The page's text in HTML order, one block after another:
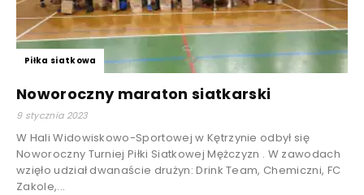
Piłka siatkowa
Noworoczny maraton siatkarski
9 stycznia 2023
W Hali Widowiskowo-Sportowej w Kętrzynie odbył się
Noworoczny Turniej Piłki Siatkowej Mężczyzn . W zawodach
wzięło udział dwanaście drużyn: Drink Team, Chemiczni, FC
Zakole,...